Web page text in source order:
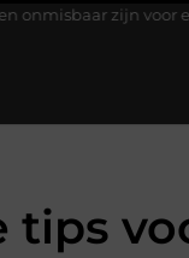
elke tuinier
tips